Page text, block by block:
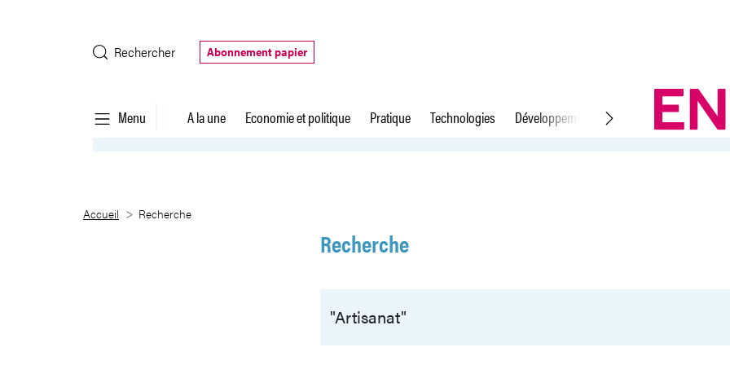
Rechercher
Abonnement papier
Menu A la une Economie et politique Pratique Technologies Développement durable Droit du travail
Recherche
Accueil Recherche
Recherche